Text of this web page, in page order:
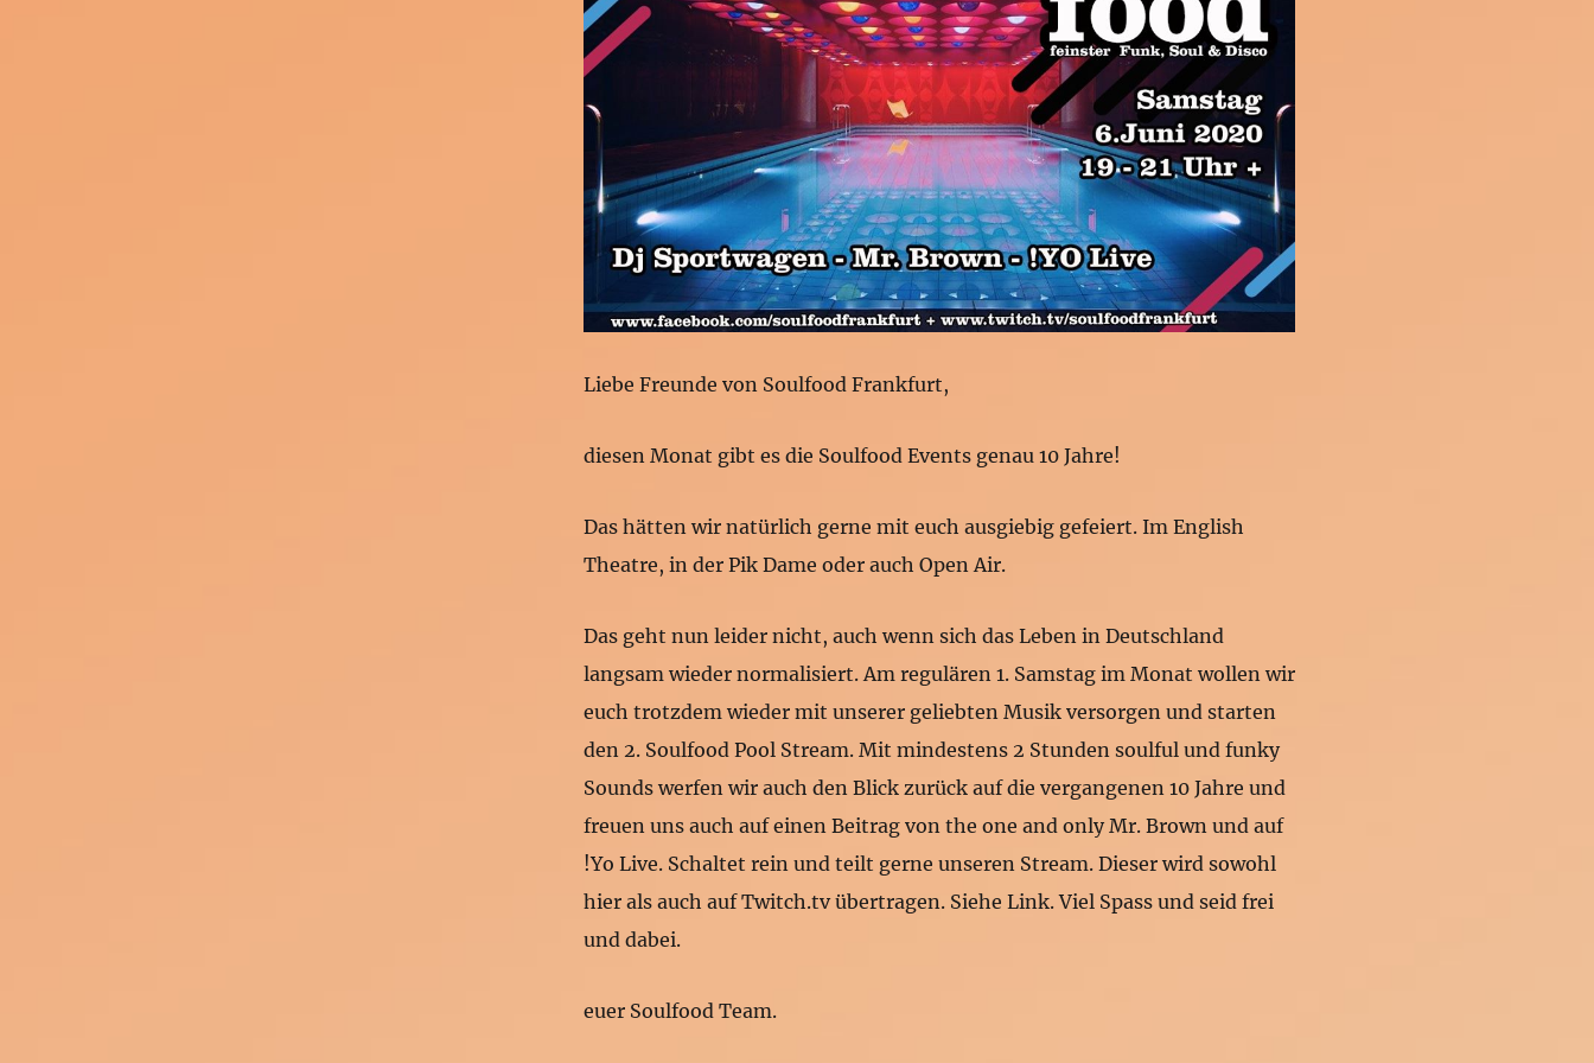
Liebe Freunde von Soulfood Frankfurt,
diesen Monat gibt es die Soulfood Events genau 10 Jahre!
Das hätten wir natürlich gerne mit euch ausgiebig gefeiert. Im English
Theatre, in der Pik Dame oder auch Open Air.
Das geht nun leider nicht, auch wenn sich das Leben in Deutschland
langsam wieder normalisiert. Am regulären 1. Samstag im Monat wollen wir
euch trotzdem wieder mit unserer geliebten Musik versorgen und starten
den 2. Soulfood Pool Stream. Mit mindestens 2 Stunden soulful und funky
Sounds werfen wir auch den Blick zurück auf die vergangenen 10 Jahre und
freuen uns auch auf einen Beitrag von the one and only Mr. Brown und auf
!Yo Live. Schaltet rein und teilt gerne unseren Stream. Dieser wird sowohl
hier als auch auf Twitch.tv übertragen. Siehe Link. Viel Spass und seid frei
und dabei.
euer Soulfood Team.